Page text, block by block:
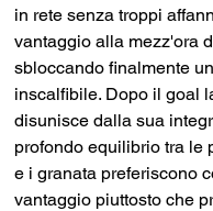
in rete senza troppi
vantaggio alla mezz'ora
sbloccando finalmente
inscalfibile. Dopo il goal
disunisce dalla sua
profondo equilibrio tra le
e i granata preferiscono
vantaggio piuttosto che